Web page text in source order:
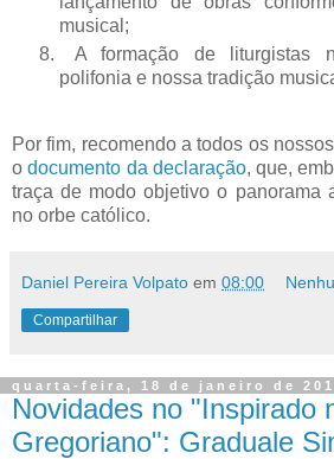
musical;
A formação de liturgistas
polifonia e nossa tradição
Por fim, recomendo a todos os
odocumento da declaração, que,
traça de modo objetivo o panorama
no orbe católico.
Daniel Pereira Volpato em 08:00
Compartilhar
quarta-feira, 18 de janeiro de
Novidades no "Inspirado
Gregoriano": Graduale